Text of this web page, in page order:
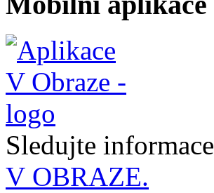
Sledujte
V OBRAZE.